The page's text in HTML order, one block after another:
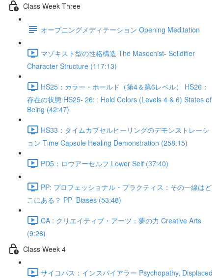
Class Week Three
オープニングメディテーション Opening Meditation
マゾキスト型の性格構造 The Masochist- Solidifier
Character Structure (117:13)
HS25：カラー・ホールド（第4＆第6レベル） HS26：
存在の状態 HS25- 26: : Hold Colors (Levels 4 & 6) States of
Being (42:47)
HS33：タイムカプセルヒーリングのデモンストレーシ
ョン Time Capsule Healing Demonstration (258:15)
PD5：ロウアーセルフ Lower Self (37:40)
PP: プロフェッショナル・プラクティス：その一線はど
こにある？ PP- Biases (53:48)
CA : クリエイティブ・アーツ：夢の力 Creative Arts
(9:26)
Class Week 4
サイコパス：インスパイアラー Psychopathy, Displaced